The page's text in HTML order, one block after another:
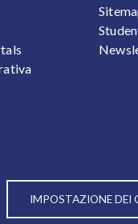
IMPOSTAZIONE DEI